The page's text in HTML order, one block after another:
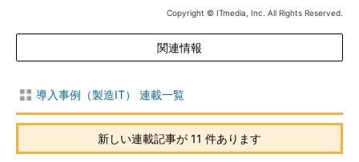
Copyright © ITmedia, Inc. All Rights Reserved.
関連情報
導入事例（製造IT） 連載一覧
新しい連載記事が 11 件あります